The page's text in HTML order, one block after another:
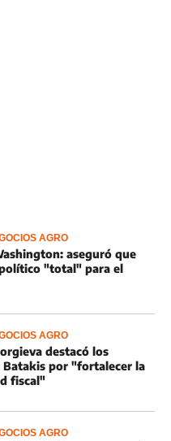
AGRO
aseguró que
"total" para el
AGRO
destacó los
Batakis por "fortalecer la
fiscal"
AGRO